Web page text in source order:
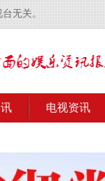
无关。
电视资讯